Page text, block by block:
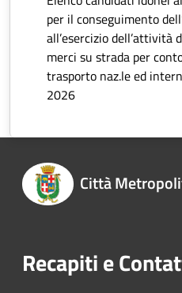
per il conseguimento
all’esercizio
merci su strada per
trasporto naz.le ed
2026
Città
Recapiti e